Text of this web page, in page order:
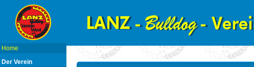
Home
Der Verein